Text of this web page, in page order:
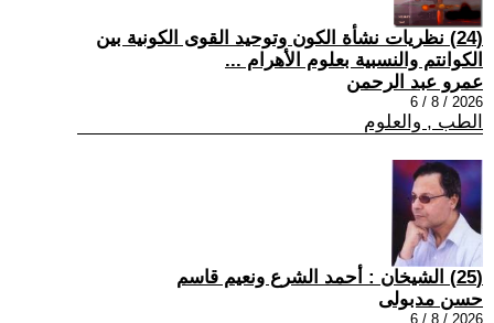
(24) نظريات نشأة الكون وتوحيد القوى الكونية بين
الكوانتم والنسبية بعلوم الأهرام ...
عمرو عبد الرحمن
2026 / 8 / 6
الطب , والعلوم
(25) الشيخان : أحمد الشرع ونعيم قاسم
حسن مدبولى
2026 / 8 / 6